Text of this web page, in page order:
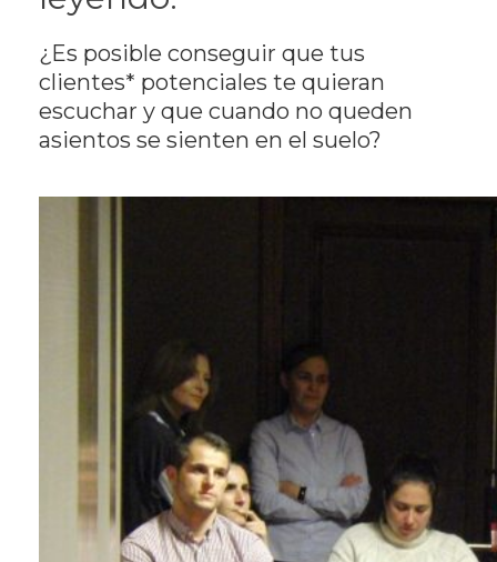
¿Es posible conseguir que tus
clientes* potenciales te quieran
escuchar y que cuando no queden
asientos se sienten en el suelo?